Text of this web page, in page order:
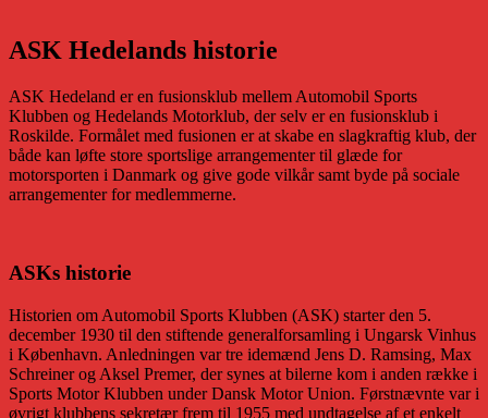
ASK Hedelands historie
ASK Hedeland er en fusionsklub mellem Automobil Sports
Klubben og Hedelands Motorklub, der selv er en fusionsklub i
Roskilde. Formålet med fusionen er at skabe en slagkraftig klub, der
både kan løfte store sportslige arrangementer til glæde for
motorsporten i Danmark og give gode vilkår samt byde på sociale
arrangementer for medlemmerne.
ASKs historie
Historien om Automobil Sports Klubben (ASK) starter den 5.
december 1930 til den stiftende generalforsamling i Ungarsk Vinhus
i København. Anledningen var tre idemænd Jens D. Ramsing, Max
Schreiner og Aksel Premer, der synes at bilerne kom i anden række i
Sports Motor Klubben under Dansk Motor Union. Førstnævnte var i
øvrigt klubbens sekretær frem til 1955 med undtagelse af et enkelt